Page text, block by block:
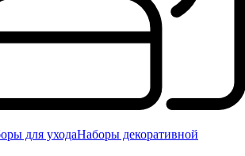
для уходаНаборы декоративной